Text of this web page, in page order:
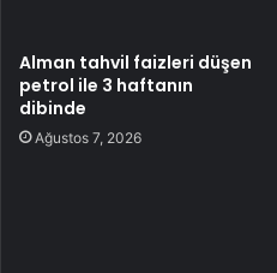
Alman tahvil faizleri düşen
petrol ile 3 haftanın
dibinde
Ağustos 7, 2026